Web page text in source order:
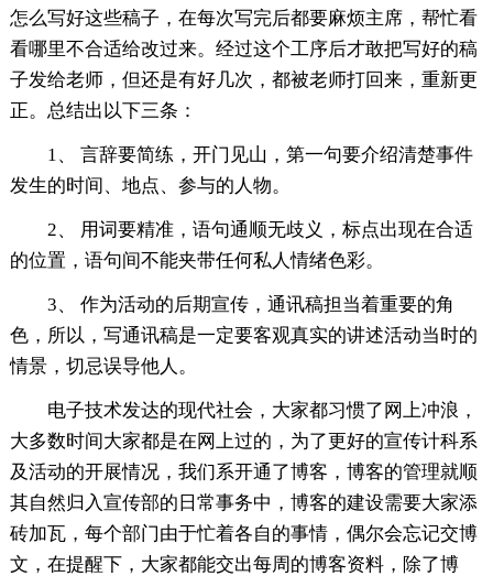
怎么写好这些稿子，在每次写完后都要麻烦主席，帮忙看
看哪里不合适给改过来。经过这个工序后才敢把写好的稿
子发给老师，但还是有好几次，都被老师打回来，重新更
正。总结出以下三条：
1、 言辞要简练，开门见山，第一句要介绍清楚事件
发生的时间、地点、参与的人物。
2、 用词要精准，语句通顺无歧义，标点出现在合适
的位置，语句间不能夹带任何私人情绪色彩。
3、 作为活动的后期宣传，通讯稿担当着重要的角
色，所以，写通讯稿是一定要客观真实的讲述活动当时的
情景，切忌误导他人。
电子技术发达的现代社会，大家都习惯了网上冲浪，
大多数时间大家都是在网上过的，为了更好的宣传计科系
及活动的开展情况，我们系开通了博客，博客的管理就顺
其自然归入宣传部的日常事务中，博客的建设需要大家添
砖加瓦，每个部门由于忙着各自的事情，偶尔会忘记交博
文，在提醒下，大家都能交出每周的博客资料，除了博